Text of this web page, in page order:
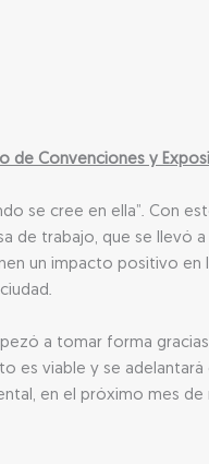
de Convenciones y
se cree en ella”. Con
de trabajo, que se llevó
un impacto positivo en
a tomar forma
es viable y se
en el próximo mes